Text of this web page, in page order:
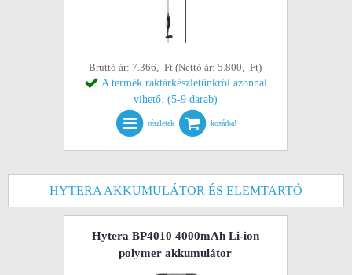
Bruttó ár: 7.366,- Ft (Nettó ár: 5.800,- Ft)
A termék raktárkészletünkről azonnal
vihető. (5-9 darab)
részletek kosárba!
HYTERA AKKUMULÁTOR ÉS ELEMTARTÓ
Hytera BP4010 4000mAh Li-ion
polymer akkumulátor